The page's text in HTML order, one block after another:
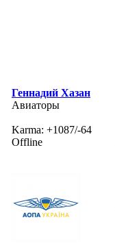
Геннадий Хазан
Авиаторы
Karma: +1087/-64
Offline